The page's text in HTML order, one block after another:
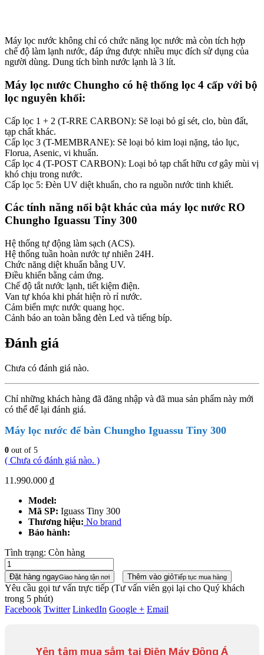
Máy lọc nước không chỉ có chức năng lọc nước mà còn tích hợp
chế độ làm lạnh nước, đáp ứng được nhiều mục đích sử dụng của
người dùng. Dung tích bình nước lạnh là 3 lít.
Máy lọc nước Chungho có hệ thống lọc 4 cấp với bộ
lọc nguyên khối:
Cấp lọc 1 + 2 (T-RRE CARBON): Sẽ loại bỏ gỉ sét, clo, bùn đất,
tạp chất khác.
Cấp lọc 3 (T-MEMBRANE): Sẽ loại bỏ kim loại nặng, tảo lục,
Florua, Asenic, vi khuẩn.
Cấp lọc 4 (T-POST CARBON): Loại bỏ tạp chất hữu cơ gây mùi vị
khó chịu trong nước.
Cấp lọc 5: Đèn UV diệt khuẩn, cho ra nguồn nước tinh khiết.
Các tính năng nổi bật khác của máy lọc nước RO
Chungho Iguassu Tiny 300
Hệ thống tự động làm sạch (ACS).
Hệ thống tuần hoàn nước tự nhiên 24H.
Chức năng diệt khuẩn bằng UV.
Điều khiển bằng cảm ứng.
Chế độ tắt nước lạnh, tiết kiệm điện.
Van tự khóa khi phát hiện rò rỉ nước.
Cảm biển mực nước quang học.
Cảnh báo an toàn bằng đèn Led và tiếng bíp.
Đánh giá
Chưa có đánh giá nào.
Chỉ những khách hàng đã đăng nhập và đã mua sản phẩm này mới
có thể để lại đánh giá.
Máy lọc nước để bàn Chungho Iguassu Tiny 300
0 out of 5
( Chưa có đánh giá nào. )
11.990.000 ₫
Model:
Mã SP: Iguass Tiny 300
Thương hiệu: No brand
Bảo hành:
Tình trạng: Còn hàng
Đặt hàng ngayGiao hàng tận nơi Thêm vào giỏTiếp tục mua hàng
Yêu cầu gọi tư vấn trực tiếp (Tư vấn viên gọi lại cho Quý khách
trong 5 phút)
Facebook Twitter LinkedIn Google + Email
Yên tâm mua sắm tại Điện Máy Đông Á